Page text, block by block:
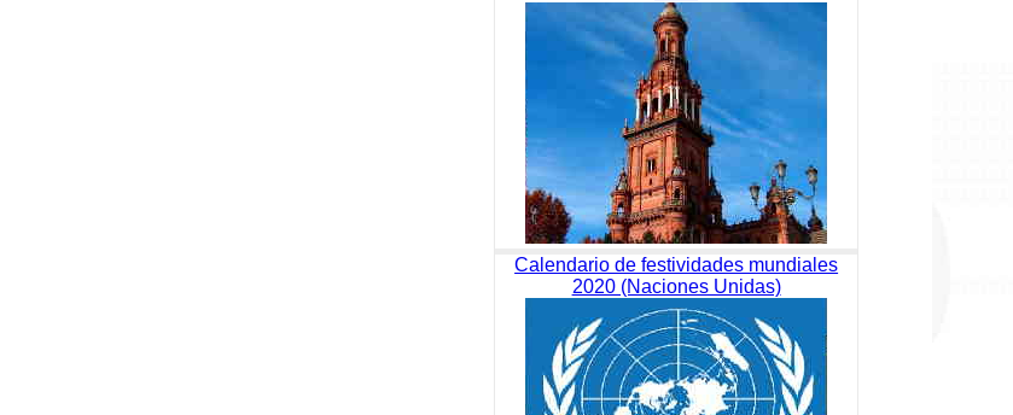
Calendario de festividades mundiales
2020 (Naciones Unidas)